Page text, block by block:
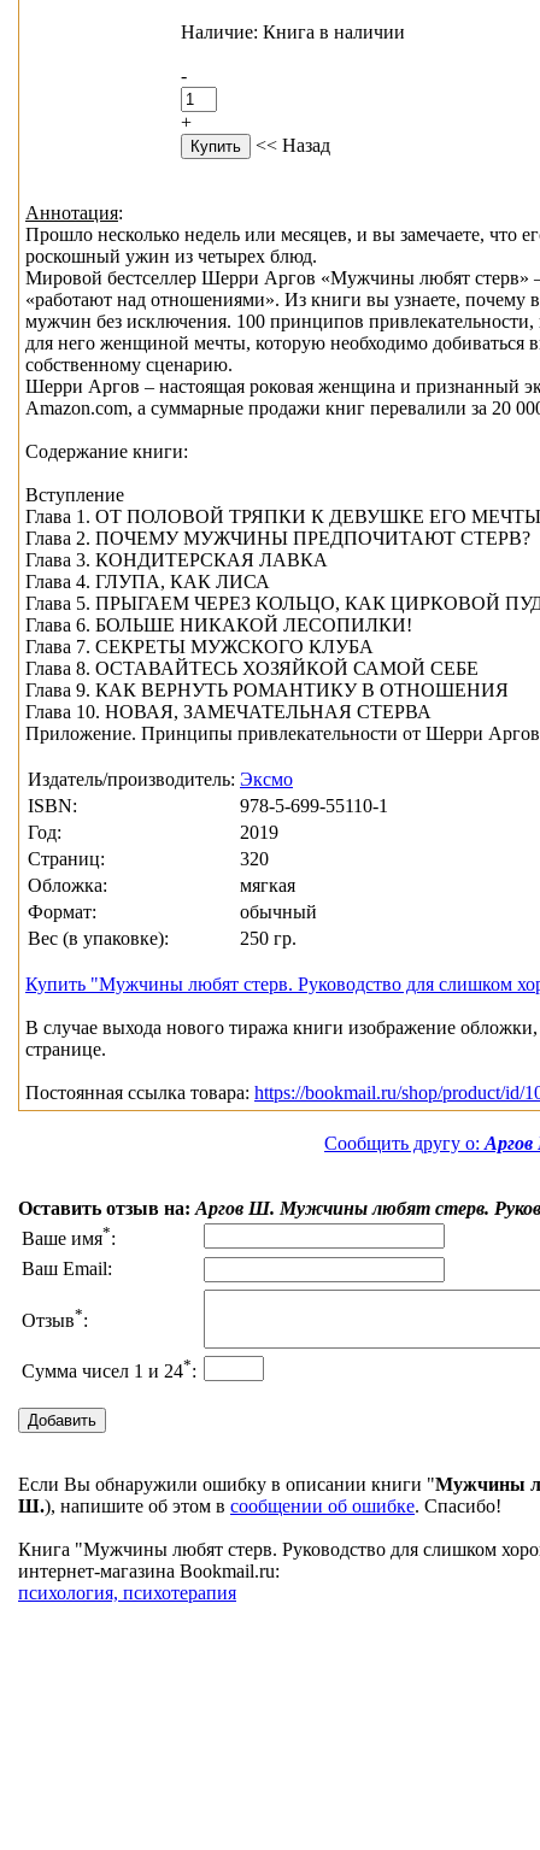
Наличие: Книга в наличии
-
+
<< Назад
Аннотация:
Прошло несколько недель или месяцев, и вы замечаете, что
роскошный ужин из четырех блюд.
Мировой бестселлер Шерри Аргов «Мужчины любят стерв»
«работают над отношениями». Из книги вы узнаете, почему
мужчин без исключения. 100 принципов
для него женщиной мечты, которую необходимо
собственному сценарию.
Шерри Аргов – настоящая роковая женщина и признанный
Amazon.com, а суммарные продажи книг перевалили за 20
Содержание книги:
Вступление
Глава 1. ОТ ПОЛОВОЙ ТРЯПКИ К ДЕВУШКЕ ЕГО МЕЧТЫ
Глава 2. ПОЧЕМУ МУЖЧИНЫ ПРЕДПОЧИТАЮТ СТЕРВ?
Глава 3. КОНДИТЕРСКАЯ ЛАВКА
Глава 4. ГЛУПА, КАК ЛИСА
Глава 5. ПРЫГАЕМ ЧЕРЕЗ КОЛЬЦО, КАК ЦИРКОВОЙ
Глава 6. БОЛЬШЕ НИКАКОЙ ЛЕСОПИЛКИ!
Глава 7. СЕКРЕТЫ МУЖСКОГО КЛУБА
Глава 8. ОСТАВАЙТЕСЬ ХОЗЯЙКОЙ САМОЙ СЕБЕ
Глава 9. КАК ВЕРНУТЬ РОМАНТИКУ В ОТНОШЕНИЯ
Глава 10. НОВАЯ, ЗАМЕЧАТЕЛЬНАЯ СТЕРВА
Приложение. Принципы привлекательности от Шерри
Издатель/производитель: Эксмо
ISBN:
978-5-699-55110-1
Год:
2019
Страниц:
320
Обложка:
мягкая
Формат:
обычный
Вес (в упаковке):
250 гр.
Купить "Мужчины любят стерв. Руководство для слишком
В случае выхода нового тиража книги изображение
странице.
Постоянная ссылка товара: https://bookmail.ru/shop/product/id/
Сообщить другу о:
Оставить отзыв на:Аргов Ш. Мужчины любят стерв.
Ваше имя*:
Ваш Email:
Отзыв*:
Сумма чисел 1 и 24*:
Если Вы обнаружили ошибку в описании книги "Мужчины
Ш.), напишите об этом в сообщении об ошибке. Спасибо!
Книга "Мужчины любят стерв. Руководство для слишком
интернет-магазина Bookmail.ru:
психология, психотерапия